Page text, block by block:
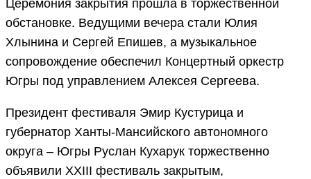
Церемония закрытия прошла в торжественной
обстановке. Ведущими вечера стали Юлия
Хлынина и Сергей Епишев, а музыкальное
сопровождение обеспечил Концертный оркестр
Югры под управлением Алексея Сергеева.
Президент фестиваля Эмир Кустурица и
губернатор Ханты-Мансийского автономного
округа – Югры Руслан Кухарук торжественно
объявили XXIII фестиваль закрытым,